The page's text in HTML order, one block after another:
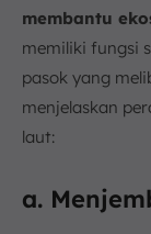
membantu
memiliki fungsi
pasok yang
menjelaskan
laut:
a.